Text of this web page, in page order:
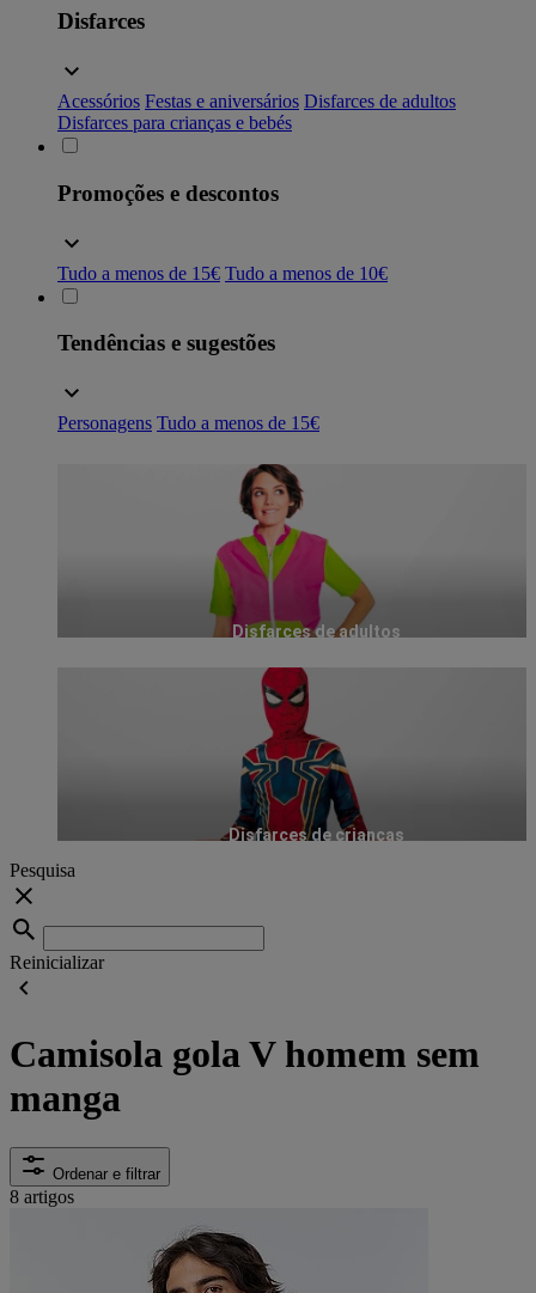
Disfarces
Acessórios Festas e aniversários Disfarces de adultos
Disfarces para crianças e bebés
Promoções e descontos
Tudo a menos de 15€ Tudo a menos de 10€
Tendências e sugestões
Personagens Tudo a menos de 15€
Disfarces de adultos
Disfarces de crianças
Pesquisa
Reinicializar
Camisola gola V homem sem
manga
Ordenar e filtrar
8 artigos